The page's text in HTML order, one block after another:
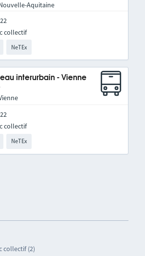
collectif (2)
Aquitaine
NeTEx
collectif
interurbain - Vienne
NeTEx
collectif